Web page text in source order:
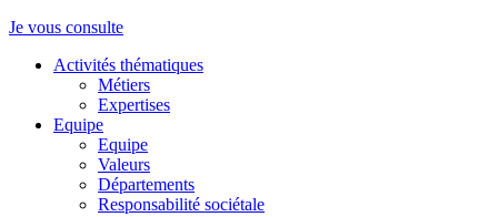
Je vous consulte
Activités thématiques
Métiers
Expertises
Equipe
Equipe
Valeurs
Départements
Responsabilité sociétale